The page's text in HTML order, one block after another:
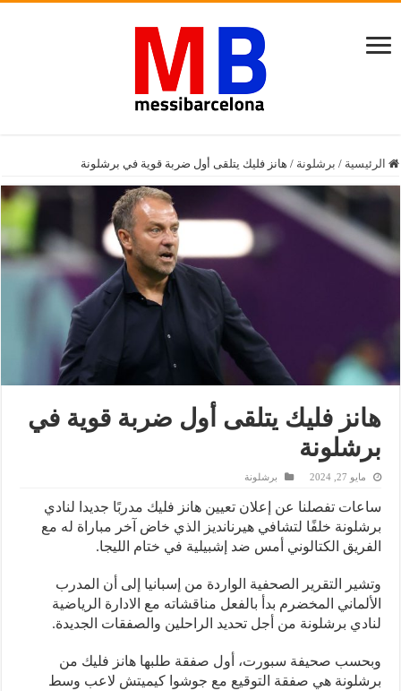
الرئيسية / برشلونة / هانز فليك يتلقى أول ضربة قوية في برشلونة
هانز فليك يتلقى أول ضربة قوية في
برشلونة
مايو 27, 2024 برشلونة
ساعات تفصلنا عن إعلان تعيين هانز فليك مدربًا جديدا لنادي
برشلونة خلفًا لتشافي هيرنانديز الذي خاض آخر مباراة له مع
الفريق الكتالوني أمس ضد إشبيلية في ختام الليجا.
وتشير التقرير الصحفية الواردة من إسبانيا إلى أن المدرب
الألماني المخضرم بدأ بالفعل مناقشاته مع الادارة الرياضية
لنادي برشلونة من أجل تحديد الراحلين والصفقات الجديدة.
وبحسب صحيفة سبورت، أول صفقة طلبها هانز فليك من
برشلونة هي صفقة التوقيع مع جوشوا كيميتش لاعب وسط